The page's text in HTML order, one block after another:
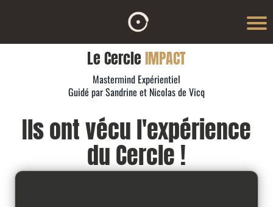
Le CercleIMPACT
Mastermind Expérientiel
Guidé par Sandrine et Nicolas de Vicq
Ils ont vécu l'expérience
du Cercle !